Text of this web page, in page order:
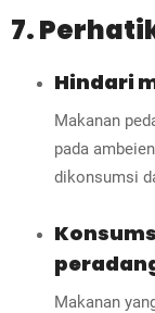
7.
Hindari
Makanan
pada
dikonsumsi
Makanan